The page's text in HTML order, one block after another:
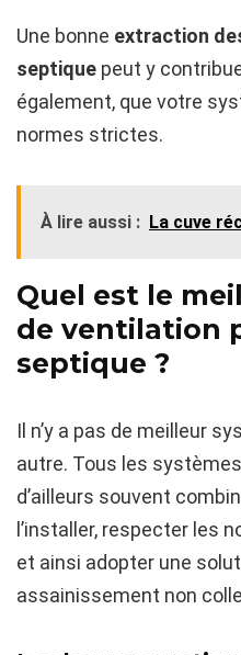
Une bonne extraction
septique peut y
également, que votre
normes strictes.
À lire aussi : La cuve
Quel est le
de ventilation
septique ?
Il n’y a pas de meilleur
autre. Tous les
d’ailleurs souvent
l’installer, respecter les
et ainsi adopter une
assainissement non